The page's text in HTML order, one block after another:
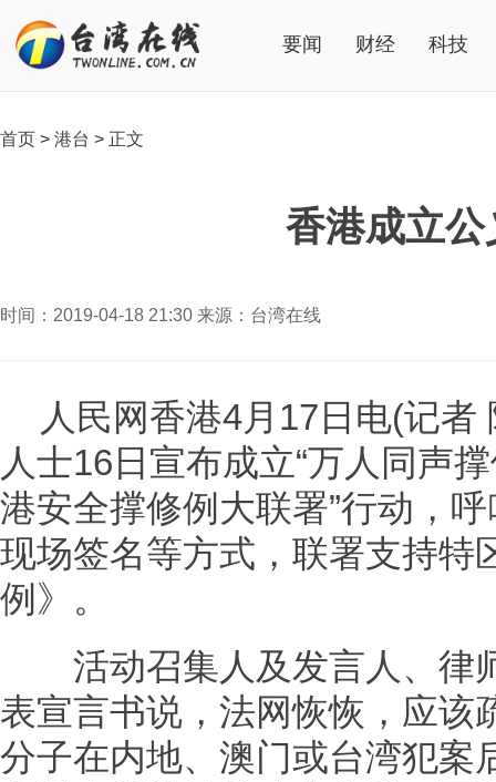
要闻 财经 科技
首页 > 港台 > 正文
香港成立
时间：2019-04-18 21:30 来源：台湾在线
人民网香港4月17日电(记
人士16日宣布成立“万人同声
港安全撑修例大联署”行动，
现场签名等方式，联署支持特
例》。
活动召集人及发言人、律
表宣言书说，法网恢恢，应该
分子在内地、澳门或台湾犯案